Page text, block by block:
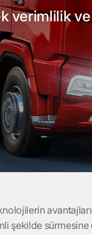
verimlilik
şekilde